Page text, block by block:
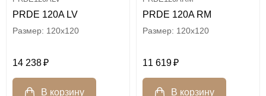
PRDE 120A LV
120x120
14 238
PRDE 120A RM
120x120
11 619